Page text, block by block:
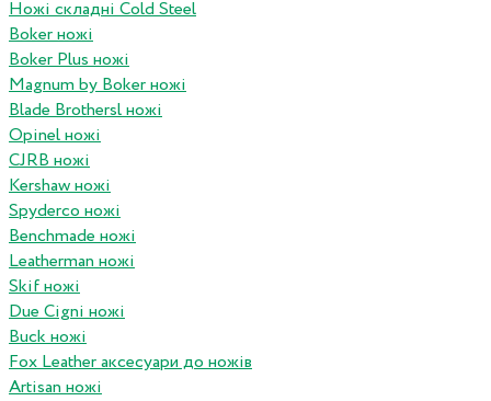
Ножі складні Cold Steel
Boker ножі
Boker Plus ножі
Magnum by Boker ножі
Blade Brothersl ножі
Opinel ножі
CJRB ножі
Kershaw ножі
Spyderco ножі
Benchmade ножі
Leatherman ножі
Skif ножі
Due Cigni ножі
Buck ножі
Fox Leather аксесуари до ножів
Artisan ножі